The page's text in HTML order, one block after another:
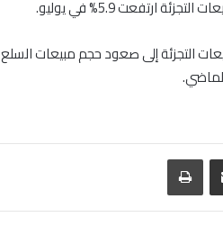
ارتفعت 5.9% في يوليو.
التجزئة إلى صعود حجم مبيعات السلع
مشاركة عبر البريد طباعة